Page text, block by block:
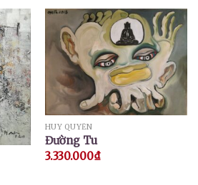
HUY QUYỂN
Đường Tu
3.330.000₫